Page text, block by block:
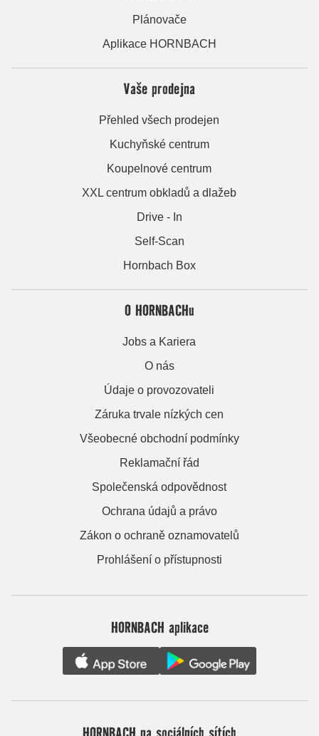
Plánovače
Aplikace HORNBACH
Vaše prodejna
Přehled všech prodejen
Kuchyňské centrum
Koupelnové centrum
XXL centrum obkladů a dlažeb
Drive - In
Self-Scan
Hornbach Box
O HORNBACHu
Jobs a Kariera
O nás
Údaje o provozovateli
Záruka trvale nízkých cen
Všeobecné obchodní podmínky
Reklamační řád
Společenská odpovědnost
Ochrana údajů a právo
Zákon o ochraně oznamovatelů
Prohlášení o přístupnosti
HORNBACH aplikace